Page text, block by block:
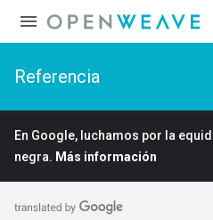
Referencia
En Google, luchamos por la
negra. Más información